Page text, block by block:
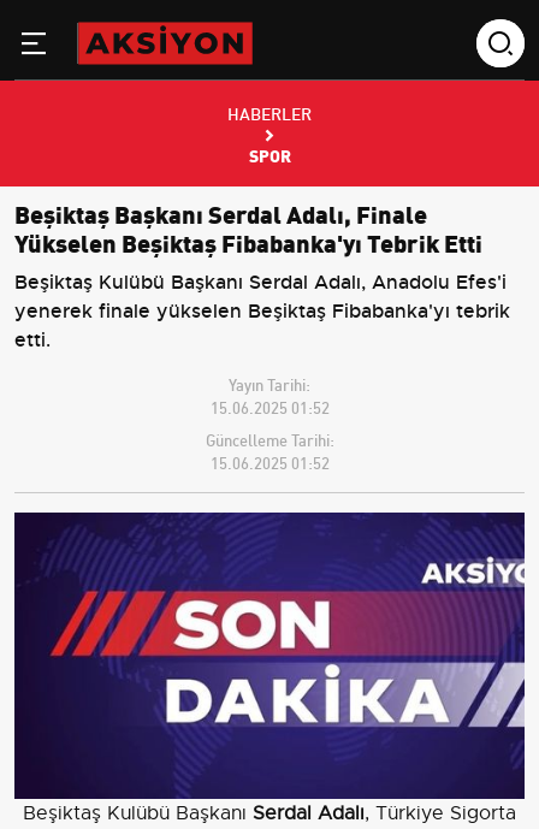
HABERLER
SPOR
Beşiktaş Başkanı Serdal Adalı, Finale
Yükselen Beşiktaş Fibabanka'yı Tebrik Etti
Beşiktaş Kulübü Başkanı Serdal Adalı, Anadolu Efes'i
yenerek finale yükselen Beşiktaş Fibabanka'yı tebrik
etti.
Yayın Tarihi:
15.06.2025 01:52
Güncelleme Tarihi:
15.06.2025 01:52
Beşiktaş Kulübü Başkanı Serdal Adalı, Türkiye Sigorta